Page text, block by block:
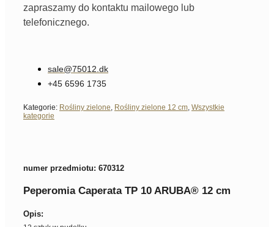
zapraszamy do kontaktu mailowego lub
telefonicznego.
sale@75012.dk
+45 6596 1735
Kategorie: Rośliny zielone Rośliny zielone 12 cm Wszystkie
kategorie
numer przedmiotu: 670312
Peperomia Caperata TP 10 ARUBA® 12 cm
Opis: